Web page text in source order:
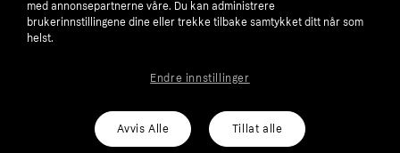
number: 556737-0431
Cookies Klarna.com
med annonsepartnerne våre. Du kan administrere
brukerinnstillingene dine eller trekke tilbake samtykket ditt når som
helst.
Avvis Alle Tillat alle
Endre innstillinger